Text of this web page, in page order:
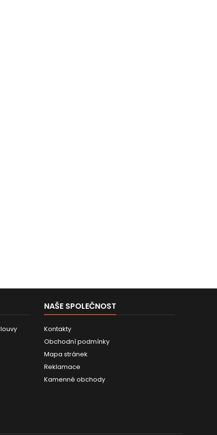
NAŠE SPOLEČNOST
Kontakty
Obchodní podmínky
Mapa stránek
Reklamace
Kamenné obchody